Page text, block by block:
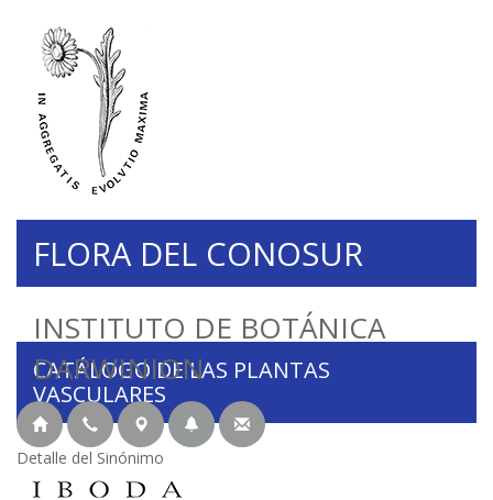
INSTITUTO DE BOTÁNICA
DARWINION
FLORA DEL CONOSUR
CATÁLOGO DE LAS PLANTAS
VASCULARES
Detalle del Sinónimo